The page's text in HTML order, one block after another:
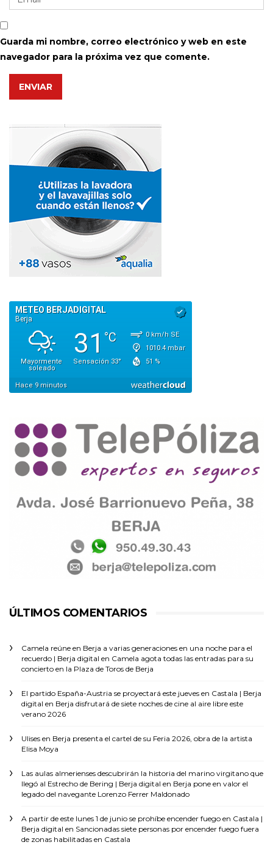
Guarda mi nombre, correo electrónico y web en este
navegador para la próxima vez que comente.
ENVIAR
ÚLTIMOS COMENTARIOS
Camela reúne en Berja a varias generaciones en una noche para el
recuerdo | Berja digital en Camela agota todas las entradas para su
concierto en la Plaza de Toros de Berja
El partido España-Austria se proyectará este jueves en Castala | Berja
digital en Berja disfrutará de siete noches de cine al aire libre este
verano 2026
Ulises en Berja presenta el cartel de su Feria 2026, obra de la artista
Elisa Moya
Las aulas almerienses descubrirán la historia del marino virgitano que
llegó al Estrecho de Bering | Berja digital en Berja pone en valor el
legado del navegante Lorenzo Ferrer Maldonado
A partir de este lunes 1 de junio se prohíbe encender fuego en Castala |
Berja digital en Sancionadas siete personas por encender fuego fuera
de zonas habilitadas en Castala